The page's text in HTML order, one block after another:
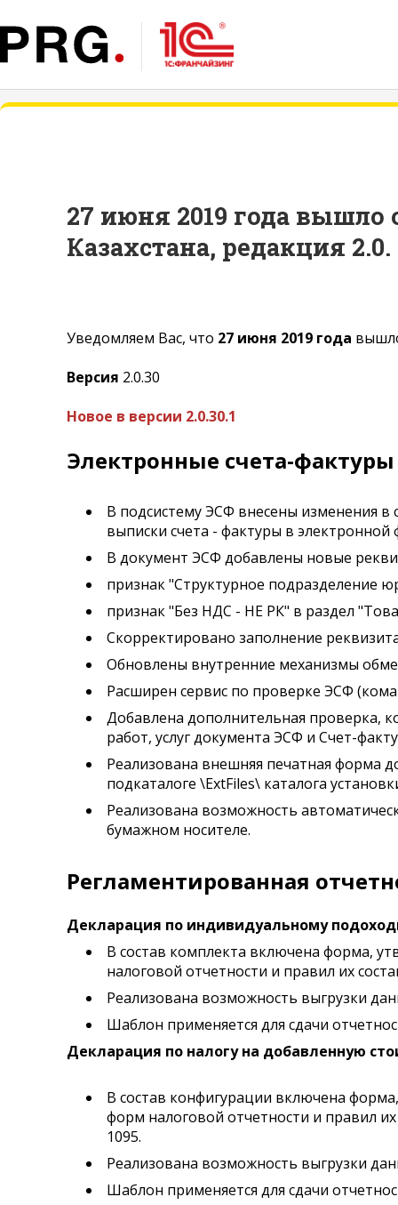
27 июня 2019 года
Казахстана, редакция 2.0.
Уведомляем Вас, что 27 июня 2019 года
Версия 2.0.30
Новое в версии 2.0.30.1
Электронные счета-
В подсистему ЭСФ внесены изменения
выписки счета - фактуры в
В документ ЭСФ добавлены новые
признак "Структурное подразделение
признак "Без НДС - НЕ РК" в раздел
Скорректировано заполнение
Обновлены внутренние механизмы
Расширен сервис по проверке ЭСФ
Добавлена дополнительная проверка,
работ, услуг документа ЭСФ и Счет-
Реализована внешняя печатная форма
подкаталоге \ExtFiles\ каталога
Реализована возможность
бумажном носителе.
Регламентированная
Декларация по индивидуальному
В состав комплекта включена форма,
налоговой отчетности и правил их
Реализована возможность выгрузки
Шаблон применяется для сдачи
Декларация по налогу на добавленную
В состав конфигурации включена
форм налоговой отчетности и правил
1095.
Реализована возможность выгрузки
Шаблон применяется для сдачи